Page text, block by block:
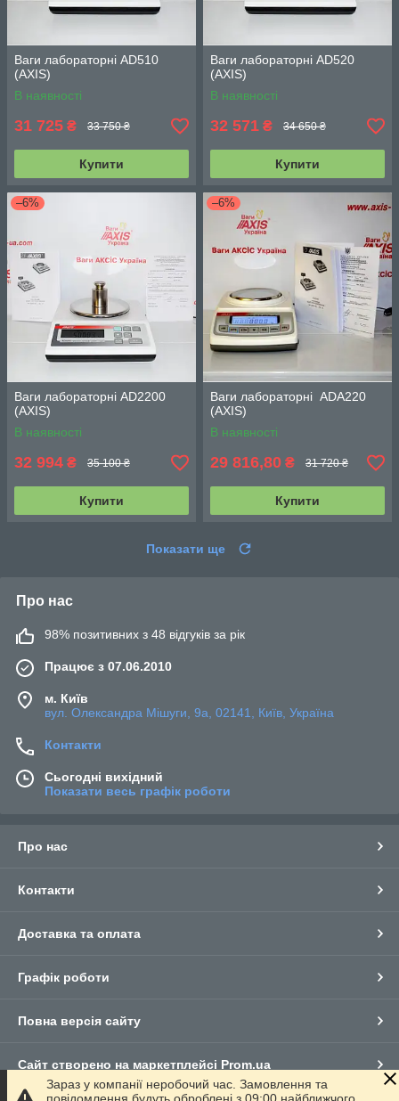
Ваги лабораторні AD510
(АХIS)
В наявності
31 725 ₴ 33 750 ₴
Купити
Ваги лабораторні AD520
(АХIS)
В наявності
32 571 ₴ 34 650 ₴
Купити
–6%
Ваги лабораторні AD2200
(АХIS)
В наявності
32 994 ₴ 35 100 ₴
Купити
–6%
Ваги лабораторні ADA220
(АХIS)
В наявності
29 816,80 ₴ 31 720 ₴
Купити
Показати ще
Про нас
98% позитивних з 48 відгуків за рік
Працює з 07.06.2010
м. Київ
вул. Олександра Мішуги, 9а, 02141, Київ, Україна
Контакти
Сьогодні вихідний
Показати весь графік роботи
Про нас
Контакти
Доставка та оплата
Графік роботи
Повна версія сайту
Сайт створено на маркетплейсі Prom.ua
Зараз у компанії неробочий час. Замовлення та